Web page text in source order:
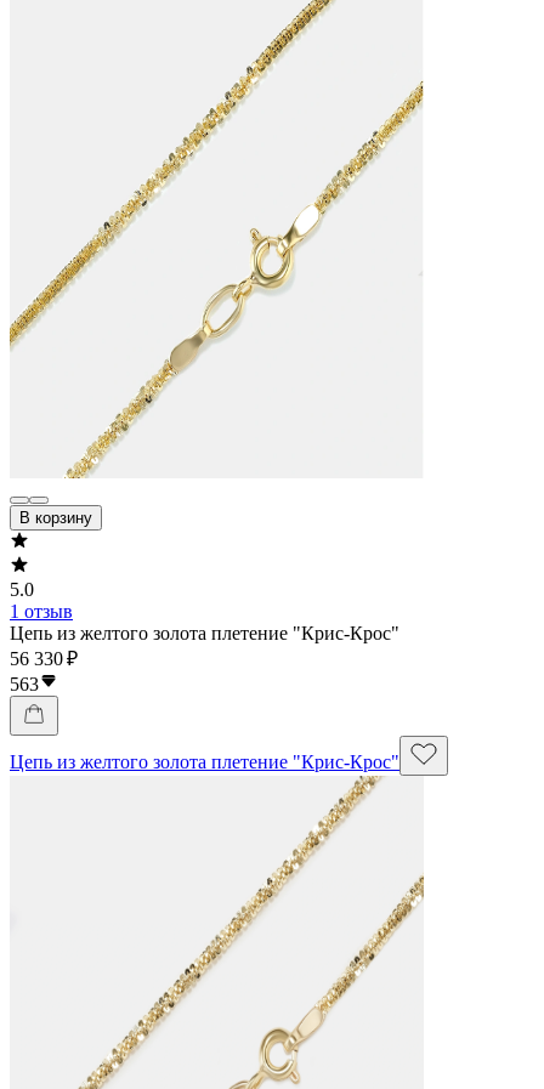
В корзину
5.0
1 отзыв
Цепь из желтого золота плетение "Крис-Крос"
56 330 ₽
563
Цепь из желтого золота плетение "Крис-Крос"